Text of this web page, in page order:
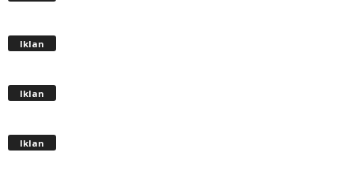
Iklan
Iklan
Iklan